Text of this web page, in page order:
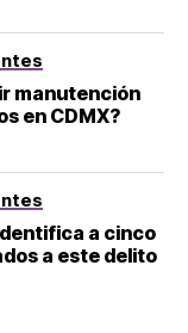
manutención
en CDMX?
a cinco
a este delito